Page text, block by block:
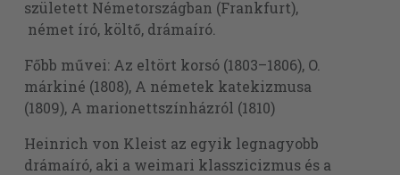
született Németországban (Frankfurt),
német író, költő, drámaíró.
Főbb művei: Az eltört korsó (1803–1806), O.
márkiné (1808), A németek katekizmusa
(1809), A marionettszínházról (1810)
Heinrich von Kleist az egyik legnagyobb
drámaíró, aki a weimari klasszicizmus és a